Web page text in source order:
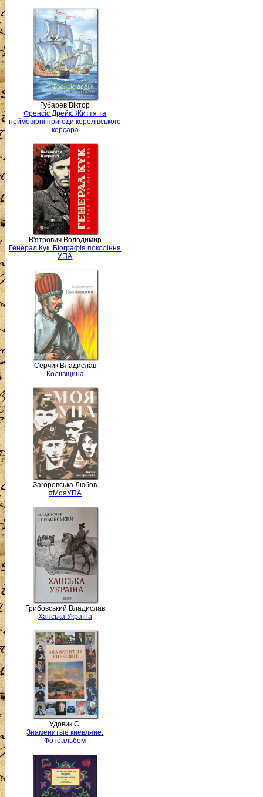
Губарев Віктор
Френсіс Дрейк. Життя та
неймовірні пригоди королівського
корсара
В'ятрович Володимир
Генерал Кук. Біографія покоління
УПА
Серчик Владислав
Коліївщина
Загоровська Любов
#МояУПА
Грибовський Владислав
Ханська Україна
Удовик С.
Знаменитые киевляне.
Фотоальбом